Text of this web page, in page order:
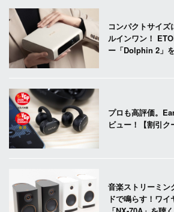
コンパクトサイ
ルインワン！
ー「Dolphin 2」
プロも高評価。
ビュー！【割引ク
音楽ストリーミン
ドで鳴らす！ワ